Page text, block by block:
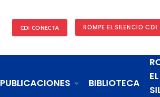
CDI CONECTA ROMPE EL SILENCIO CDI
PUBLICACIONES BIBLIOTECA
EL